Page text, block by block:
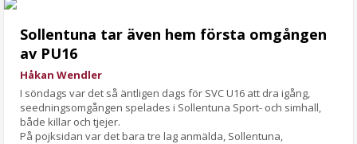
Sollentuna tar även hem första omgången
av PU16
Håkan Wendler
I söndags var det så äntligen dags för SVC U16 att dra igång,
seedningsomgången spelades i Sollentuna Sport- och simhall,
både killar och tjejer.
På pojksidan var det bara tre lag anmälda, Sollentuna,